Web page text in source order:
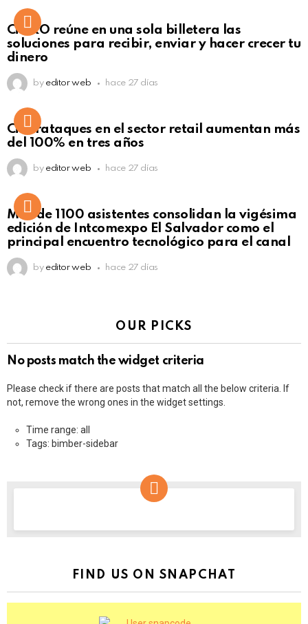
Not Safe For Work
Click to view this post
CiNKO reúne en una sola billetera las
soluciones para recibir, enviar y hacer crecer tu
dinero
by editor web hace 27 días
Ciberataques en el sector retail aumentan más
del 100% en tres años
by editor web hace 27 días
Más de 1100 asistentes consolidan la vigésima
edición de Intcomexpo El Salvador como el
principal encuentro tecnológico para el canal
by editor web hace 27 días
OUR PICKS
No posts match the widget criteria
Please check if there are posts that match all the below criteria. If
not, remove the wrong ones in the widget settings.
Time range: all
Tags: bimber-sidebar
FIND US ON SNAPCHAT